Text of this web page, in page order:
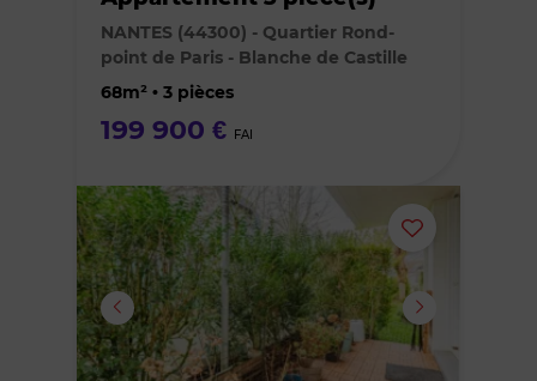
NANTES (44300) - Quartier Rond-
point de Paris - Blanche de Castille
68m² • 3 pièces
199 900 € FAI
Ajouter
ou
supprimer